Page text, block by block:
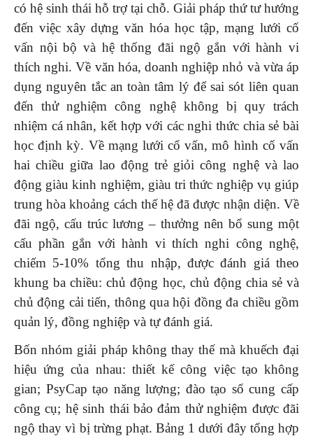
có hệ sinh thái hỗ trợ tại chỗ. Giải pháp thứ tư hướng
đến việc xây dựng văn hóa học tập, mạng lưới cố
vấn nội bộ và hệ thống đãi ngộ gắn với hành vi
thích nghi. Về văn hóa, doanh nghiệp nhỏ và vừa áp
dụng nguyên tắc an toàn tâm lý để sai sót liên quan
đến thử nghiệm công nghệ không bị quy trách
nhiệm cá nhân, kết hợp với các nghi thức chia sẻ bài
học định kỳ. Về mạng lưới cố vấn, mô hình cố vấn
hai chiều giữa lao động trẻ giỏi công nghệ và lao
động giàu kinh nghiệm, giàu tri thức nghiệp vụ giúp
trung hòa khoảng cách thế hệ đã được nhận diện. Về
đãi ngộ, cấu trúc lương – thưởng nên bổ sung một
cấu phần gắn với hành vi thích nghi công nghệ,
chiếm 5-10% tổng thu nhập, được đánh giá theo
khung ba chiều: chủ động học, chủ động chia sẻ và
chủ động cải tiến, thông qua hội đồng đa chiều gồm
quản lý, đồng nghiệp và tự đánh giá.
Bốn nhóm giải pháp không thay thế mà khuếch đại
hiệu ứng của nhau: thiết kế công việc tạo không
gian; PsyCap tạo năng lượng; đào tạo số cung cấp
công cụ; hệ sinh thái bảo đảm thử nghiệm được đãi
ngộ thay vì bị trừng phạt. Bảng 1 dưới đây tổng hợp